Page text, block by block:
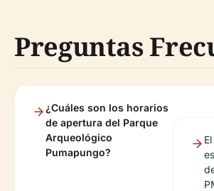
Preguntas
¿Cuáles son los horarios
de apertura del Parque
Arqueológico
Pumapungo?